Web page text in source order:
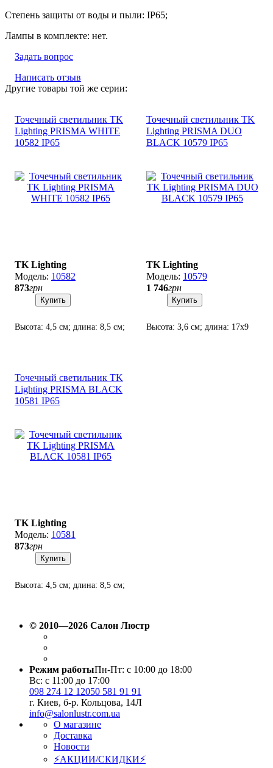
Степень защиты от воды и пыли: ІР65;
Лампы в комплекте: нет.
Задать вопрос
Написать отзыв
Другие товары той же серии:
Точечный светильник TK
Lighting PRISMA WHITE
10582 ІР65
TK Lighting
10582
873грн
Купить
Высота: 4,5 см; длина: 8,5 см;
Точечный светильник TK
Lighting PRISMA DUO
BLACK 10579 ІР65
TK Lighting
10579
1 746грн
Купить
Высота: 3,6 см; длина: 17х9
Точечный светильник TK
Lighting PRISMA BLACK
10581 ІР65
TK Lighting
10581
873грн
Купить
Высота: 4,5 см; длина: 8,5 см;
© 2010—2026 Салон Люстр
Режим работыПн-Пт: с 10:00 до 18:00
Вс: с 11:00 до 17:00
098 274 12 12050 581 91 91
г. Киев, б-р. Кольцова, 14Л
info@salonlustr.com.ua
О магазине
Доставка
Новости
⚡АКЦИИ/СКИДКИ⚡